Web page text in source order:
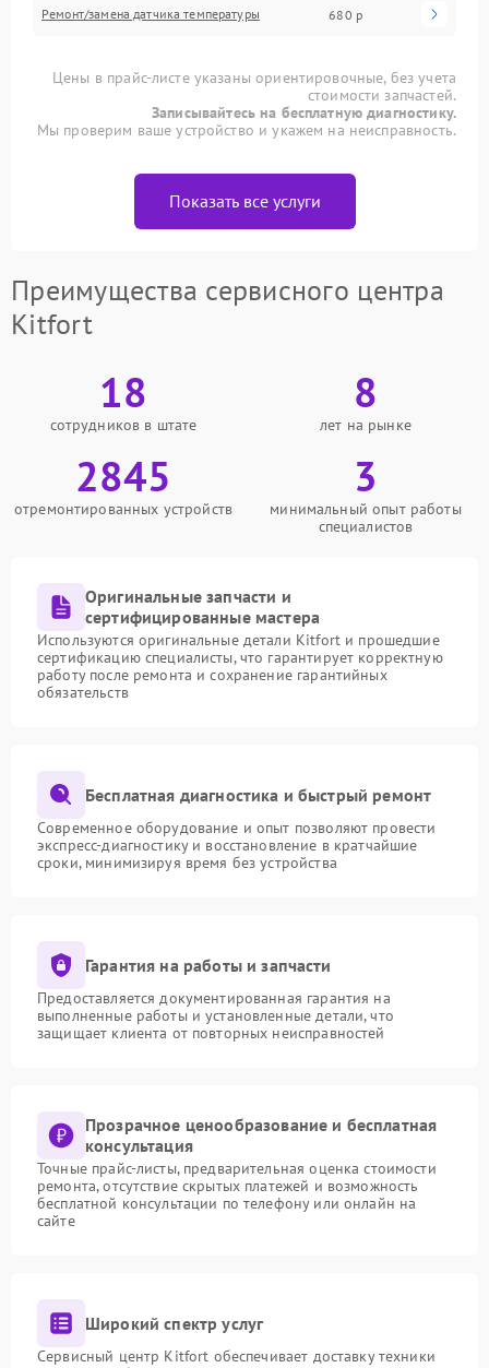
Ремонт/замена датчика температуры 680 р
Цены в прайс-листе указаны ориентировочные, без учета
стоимости запчастей.
Записывайтесь на бесплатную диагностику.
Мы проверим ваше устройство и укажем на неисправность.
Показать все услуги
Преимущества сервисного центра
Kitfort
18
сотрудников в штате
8
лет на рынке
2845
отремонтированных устройств
3
минимальный опыт работы
специалистов
Оригинальные запчасти и
сертифицированные мастера
Используются оригинальные детали Kitfort и прошедшие
сертификацию специалисты, что гарантирует корректную
работу после ремонта и сохранение гарантийных
обязательств
Бесплатная диагностика и быстрый ремонт
Современное оборудование и опыт позволяют провести
экспресс-диагностику и восстановление в кратчайшие
сроки, минимизируя время без устройства
Гарантия на работы и запчасти
Предоставляется документированная гарантия на
выполненные работы и установленные детали, что
защищает клиента от повторных неисправностей
Прозрачное ценообразование и бесплатная
консультация
Точные прайс-листы, предварительная оценка стоимости
ремонта, отсутствие скрытых платежей и возможность
бесплатной консультации по телефону или онлайн на
сайте
Широкий спектр услуг
Сервисный центр Kitfort обеспечивает доставку техники